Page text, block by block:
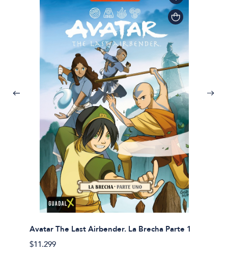
Avatar The Last Airbender. La Brecha Parte 1
$11.299